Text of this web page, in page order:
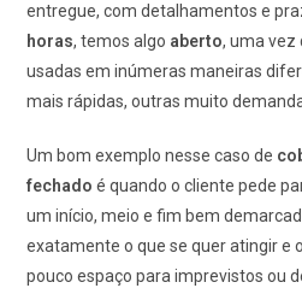
entregue, com detalhamentos e
horas, temos algo aberto, uma vez
usadas em inúmeras maneiras
mais rápidas, outras muito
Um bom exemplo nesse caso de
fechado é quando o cliente pede
um início, meio e fim bem
exatamente o que se quer atingir e
pouco espaço para imprevistos ou